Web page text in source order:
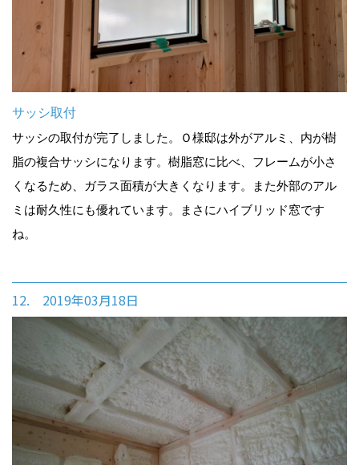
サッシ取付
サッシの取付が完了しました。Ｏ様邸は外がアルミ、内が樹
脂の複合サッシになります。樹脂窓に比べ、フレームが小さ
くなるため、ガラス面積が大きくなります。また外部のアル
ミは耐久性にも優れています。まさにハイブリッド窓です
ね。
12. 2019年03月18日